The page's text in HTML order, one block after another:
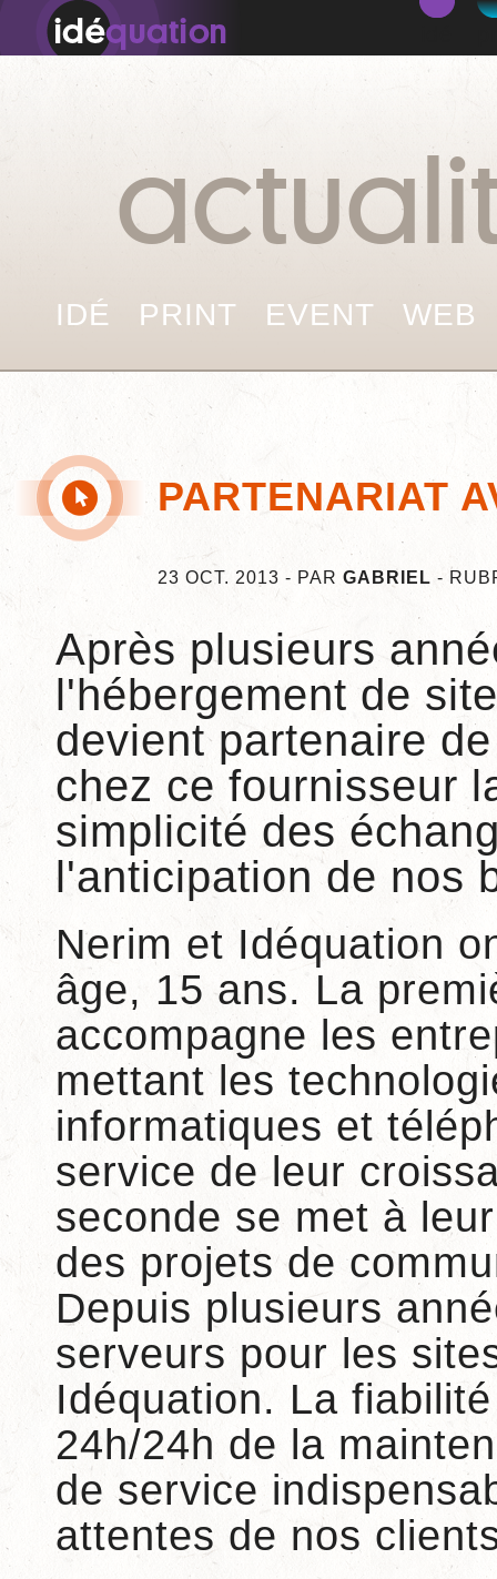
IDÉ PRINT EVENT WEB
PARTENARIAT
23 OCT. 2013 - PAR GABRIEL -
Après plusieurs
l'hébergement de
devient partenaire
chez ce fournisseur
simplicité des
l'anticipation de nos
Nerim et Idéquation
âge, 15 ans. La
accompagne les
mettant les
informatiques et
service de leur
seconde se met à
des projets de
Depuis plusieurs
serveurs pour les
Idéquation. La
24h/24h de la
de service
attentes de nos